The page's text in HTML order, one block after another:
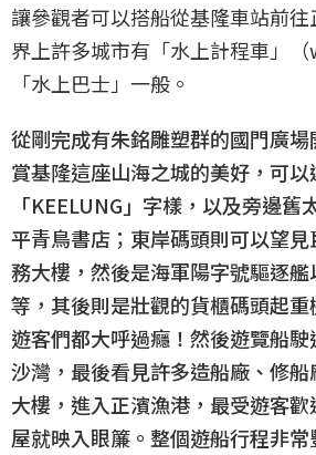
讓參觀者可以搭船從基隆車站前
界上許多城市有「水上計程車」
「水上巴士」一般。
從剛完成有朱銘雕塑群的國門廣
賞基隆這座山海之城的美好，可
「KEELUNG」字樣，以及旁邊
平青鳥書店；東岸碼頭則可以望
務大樓，然後是海軍陽字號驅逐
等，其後則是壯觀的貨櫃碼頭起
遊客們都大呼過癮！然後遊覽船
沙灣，最後看見許多造船廠、修
大樓，進入正濱漁港，最受遊客
屋就映入眼簾。整個遊船行程非